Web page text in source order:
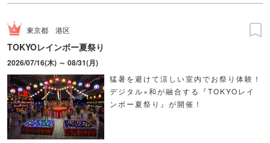
東京都 港区
TOKYOレインボー夏祭り
2026/07/16(木) ～ 08/31(月)
猛暑を避けて涼しい室内でお祭り体験！
デジタル×和が融合する『TOKYOレイ
ンボー夏祭り』が開催！